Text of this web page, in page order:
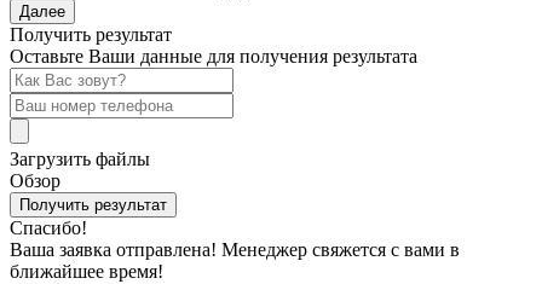
Далее
Получить результат
Оставьте Ваши данные для получения результата
Загрузить файлы
Обзор
Получить результат
Спасибо!
Ваша заявка отправлена! Менеджер свяжется с вами в
ближайшее время!